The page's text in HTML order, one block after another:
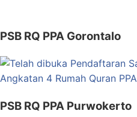
PSB RQ PPA Gorontalo
PSB RQ PPA Purwokerto